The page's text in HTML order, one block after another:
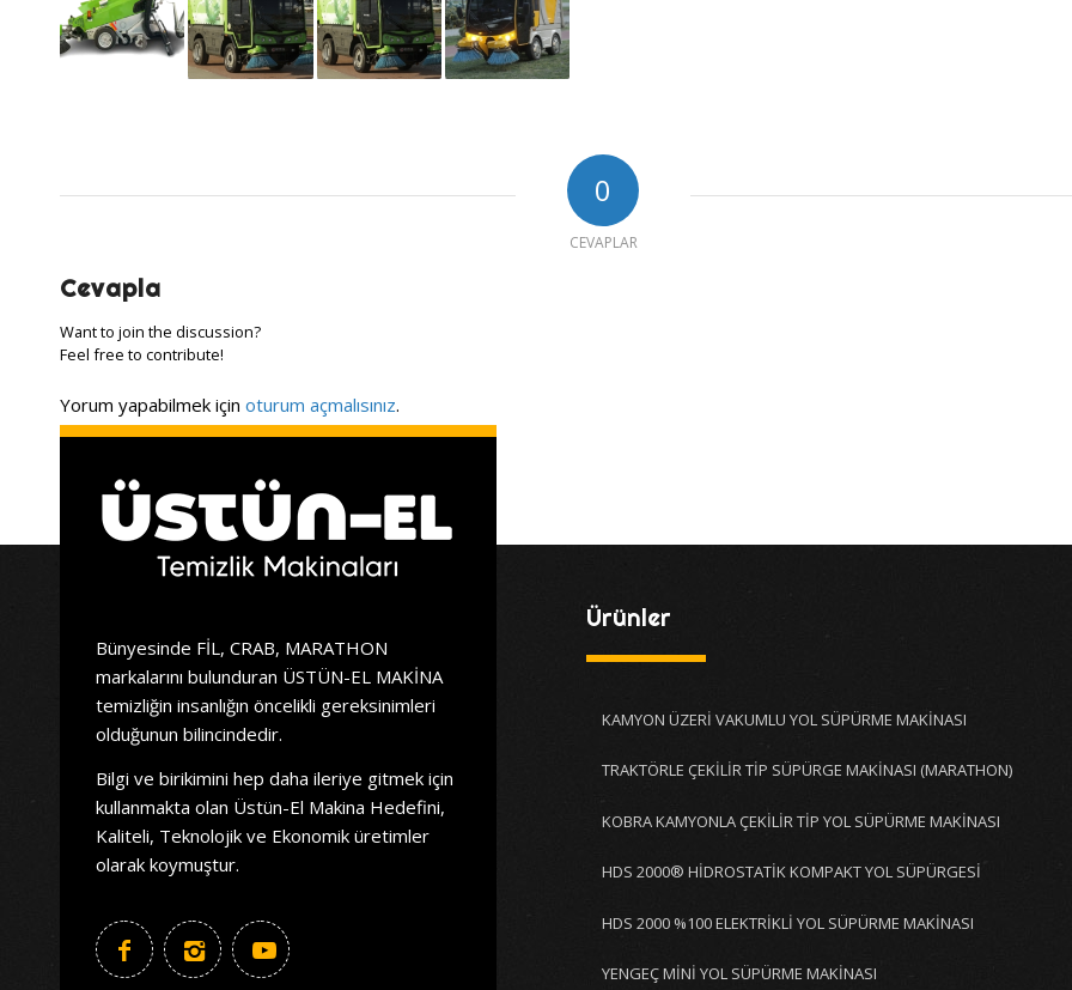
0
CEVAPLAR
Cevapla
Want to join the discussion?
Feel free to contribute!
Yorum yapabilmek için oturum açmalısınız.
Bünyesinde FİL, CRAB, MARATHON
markalarını bulunduran ÜSTÜN-EL MAKİNA
temizliğin insanlığın öncelikli gereksinimleri
olduğunun bilincindedir.
Bilgi ve birikimini hep daha ileriye gitmek için
kullanmakta olan Üstün-El Makina Hedefini,
Kaliteli, Teknolojik ve Ekonomik üretimler
olarak koymuştur.
Ürünler
KAMYON ÜZERİ VAKUMLU YOL SÜPÜRME MAKİNASI
TRAKTÖRLE ÇEKİLİR TİP SÜPÜRGE MAKİNASI (MARATHON)
KOBRA KAMYONLA ÇEKİLİR TİP YOL SÜPÜRME MAKİNASI
HDS 2000® HİDROSTATİK KOMPAKT YOL SÜPÜRGESİ
HDS 2000 %100 ELEKTRİKLİ YOL SÜPÜRME MAKİNASI
YENGEÇ MİNİ YOL SÜPÜRME MAKİNASI